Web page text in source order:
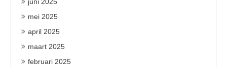
mei 2025
april 2025
maart 2025
februari 2025